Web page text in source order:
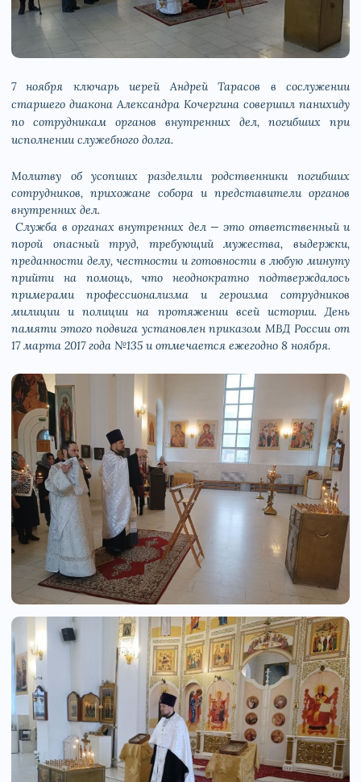
7 ноября ключарь иерей Андрей Тарасов в сослужении
старшего диакона Александра Кочергина совершил панихиду
по сотрудникам органов внутренних дел, погибших при
исполнении служебного долга.
Молитву об усопших разделили родственники погибших
сотрудников, прихожане собора и представители органов
внутренних дел.
️ Служба в органах внутренних дел — это ответственный и
порой опасный труд, требующий мужества, выдержки,
преданности делу, честности и готовности в любую минуту
прийти на помощь, что неоднократно подтверждалось
примерами профессионализма и героизма сотрудников
милиции и полиции на протяжении всей истории. День
памяти этого подвига установлен приказом МВД России от
17 марта 2017 года №135 и отмечается ежегодно 8 ноября.